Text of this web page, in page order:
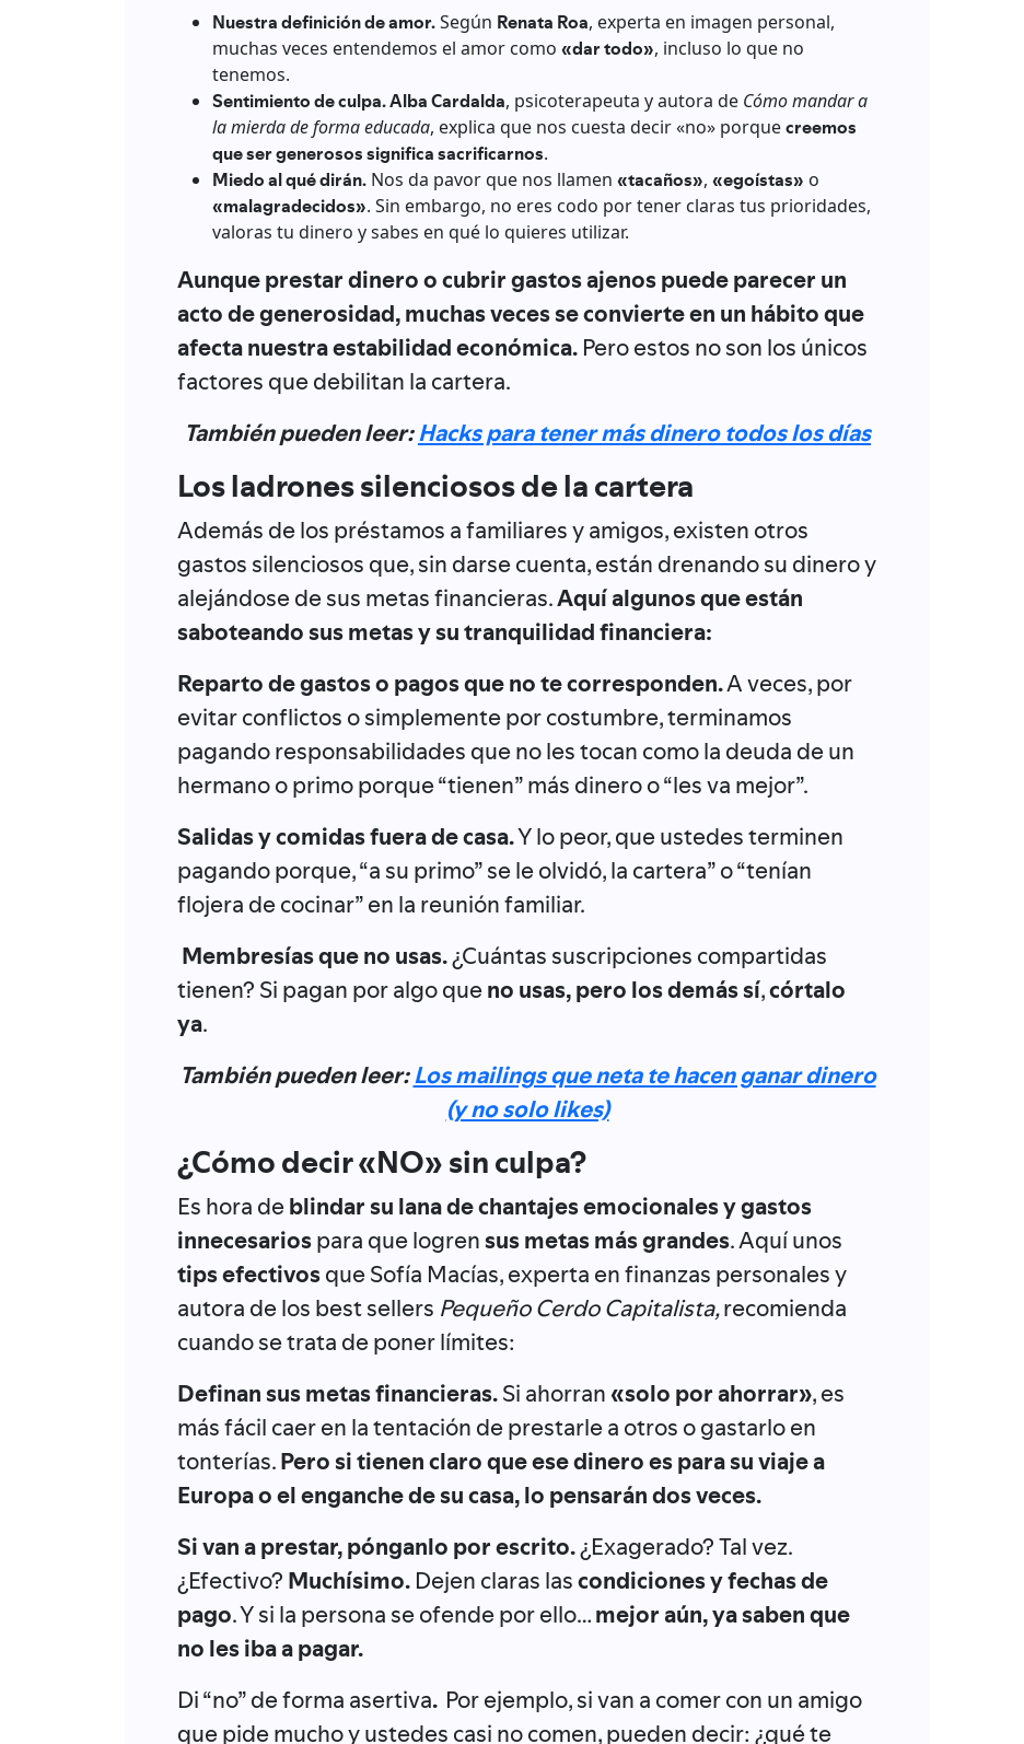
Nuestra definición de amor.Según Renata Roa, experta en imagen personal,
muchas veces entendemos el amor como «dar todo», incluso lo que no
tenemos.
Sentimiento de culpa.Alba Cardalda, psicoterapeuta y autora de Cómo mandar a
la mierda de forma educada, explica que nos cuesta decir «no» porquecreemos
que ser generosos significa sacrificarnos.
Miedo al qué dirán. Nos da pavor que nos llamen «tacaños», «egoístas» o
«malagradecidos». Sin embargo, no eres codo por tener claras tus prioridades,
valoras tu dinero y sabes en qué lo quieres utilizar.
Aunque prestar dinero o cubrir gastos ajenos puede parecer un
acto de generosidad, muchas veces se convierte en un hábito que
afecta nuestra estabilidad económica. Pero estos no son los únicos
factores que debilitan la cartera.
También pueden leer:Hacks para tener más dinero todos los días
Los ladrones silenciosos de la cartera
Además de los préstamos a familiares y amigos, existen otros
gastos silenciosos que, sin darse cuenta, están drenando su dinero y
alejándose de sus metas financieras.Aquí algunos que están
saboteando sus metas y su tranquilidad financiera:
Reparto de gastos o pagos que no te corresponden.A veces, por
evitar conflictos o simplemente por costumbre, terminamos
pagando responsabilidades que no les tocan como la deuda de un
hermano o primo porque “tienen” más dinero o “les va mejor”.
Salidas y comidas fuera de casa.Y lo peor, que ustedes terminen
pagando porque, “a su primo” se le olvidó, la cartera” o “tenían
flojera de cocinar” en la reunión familiar.
Membresías que no usas.¿Cuántas suscripciones compartidas
tienen? Si pagan por algo queno usas, pero los demás sí,córtalo
ya.
También pueden leer:Los mailings que neta te hacen ganar dinero
(y no solo likes)
¿Cómo decir «NO» sin culpa?
Es hora deblindar su lana de chantajes emocionales y gastos
innecesariospara que logren sus metas más grandes. Aquí unos
tips efectivosque Sofía Macías, experta en finanzas personales y
autora de los best sellers Pequeño Cerdo Capitalista,recomienda
cuando se trata de poner límites:
Definan sus metas financieras.Si ahorran «solo por ahorrar», es
más fácil caer en la tentación de prestarle a otros o gastarlo en
tonterías.Pero si tienen claro que ese dinero es para su viaje a
Europa o el enganche de su casa, lo pensarán dos veces.
Si van a prestar, pónganlo por escrito.¿Exagerado? Tal vez.
¿Efectivo? Muchísimo. Dejen claras lascondiciones y fechas de
pago. Y si la persona se ofende por ello…mejor aún, ya saben que
no les iba a pagar.
Di “no” de forma asertiva. Por ejemplo, si van a comer con un amigo
que pide mucho y ustedes casi no comen, pueden decir: ¿qué te